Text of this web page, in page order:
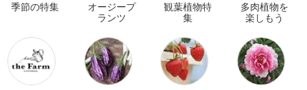
季節の特集
オージープ
ランツ
観葉植物特
集
多肉植物を
楽しもう